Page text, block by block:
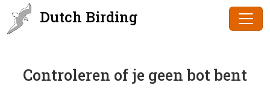
Dutch Birding
Controleren of je geen bot bent